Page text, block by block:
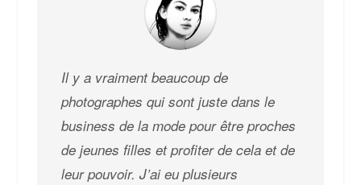
Il y a vraiment beaucoup de
photographes qui sont juste dans le
business de la mode pour être proches
de jeunes filles et profiter de cela et de
leur pouvoir. J’ai eu plusieurs